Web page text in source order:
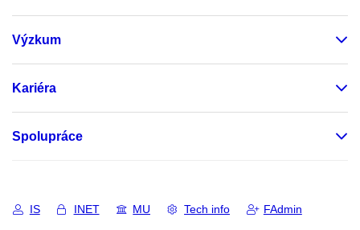
Výzkum
Kariéra
Spolupráce
IS INET MU Tech info FAdmin